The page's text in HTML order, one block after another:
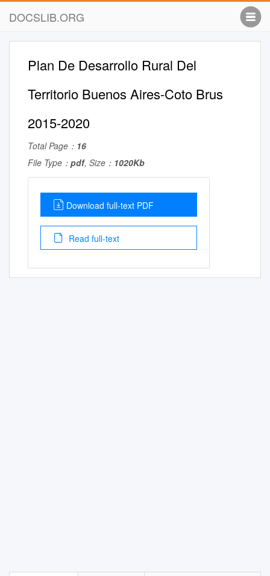
DOCSLIB.ORG
Plan De Desarrollo Rural Del
Territorio Buenos Aires-Coto Brus
2015-2020
Total Page： 16
File Type： pdf, Size： 1020Kb
Download full-text PDF
Read full-text